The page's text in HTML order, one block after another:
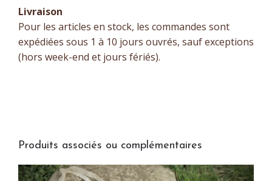
Livraison
Pour les articles en stock, les commandes sont
expédiées sous 1 à 10 jours ouvrés, sauf exceptions
(hors week-end et jours fériés).
Produits associés ou complémentaires